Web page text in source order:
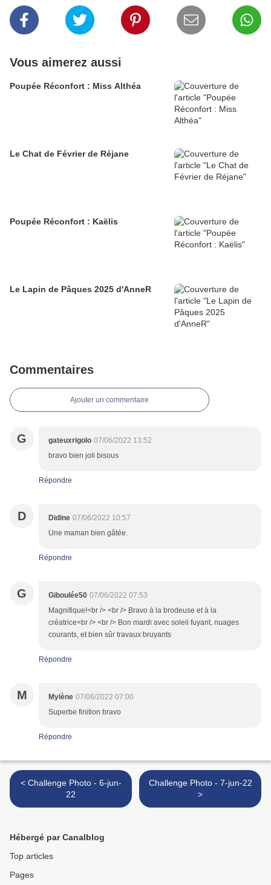
Vous aimerez aussi
Poupée Réconfort : Miss Althéa
Le Chat de Février de Réjane
Poupée Réconfort : Kaëlis
Le Lapin de Pâques 2025 d'AnneR
Commentaires
Ajouter un commentaire
G gateuxrigolo 07/06/2022 13:52
bravo bien joli bisous
Répondre
D Didine 07/06/2022 10:57
Une maman bien gâtée.
Répondre
G Giboulée50 07/06/2022 07:53
Magnifique!<br /> <br /> Bravo à la brodeuse et à la
créatrice<br /> <br /> Bon mardi avec soleil fuyant, nuages
courants, et bien sûr travaux bruyants
Répondre
M Mylène 07/06/2022 07:00
Superbe finition bravo
Répondre
< Challenge Photo - 6-jun-
22
Challenge Photo - 7-jun-22
>
Hébergé par Canalblog
Top articles
Pages